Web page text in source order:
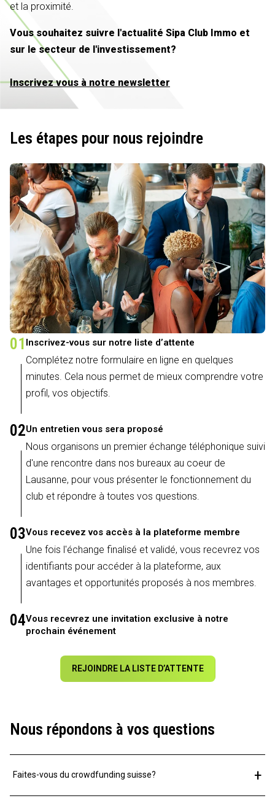
et la proximité.
Vous souhaitez suivre l'actualité Sipa Club Immo et
sur le secteur de l'investissement?
Inscrivez vous à notre newsletter
Les étapes pour nous rejoindre
01 Inscrivez-vous sur notre liste d’attente
Complétez notre formulaire en ligne en quelques
minutes. Cela nous permet de mieux comprendre votre
profil, vos objectifs.
02Un entretien vous sera proposé
Nous organisons un premier échange téléphonique suivi
d'une rencontre dans nos bureaux au coeur de
Lausanne, pour vous présenter le fonctionnement du
club et répondre à toutes vos questions.
03Vous recevez vos accès à la plateforme membre
Une fois l'échange finalisé et validé, vous recevrez vos
identifiants pour accéder à la plateforme, aux
avantages et opportunités proposés à nos membres.
04Vous recevrez une invitation exclusive à notre
prochain événement
REJOINDRE LA LISTE D’ATTENTE
Nous répondons à vos questions
Faites-vous du crowdfunding suisse? +